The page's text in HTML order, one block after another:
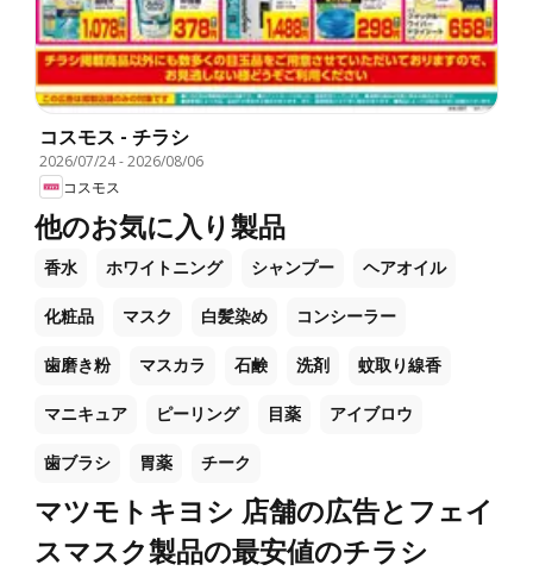
コスモス - チラシ
2026/07/24-2026/08/06
コスモス
他のお気に入り製品
香水 ホワイトニング シャンプー ヘアオイル
化粧品 マスク 白髪染め コンシーラー
歯磨き粉 マスカラ 石鹸 洗剤 蚊取り線香
マニキュア ピーリング 目薬 アイブロウ
歯ブラシ 胃薬 チーク
マツモトキヨシ 店舗の広告とフェイ
スマスク製品の最安値のチラシ